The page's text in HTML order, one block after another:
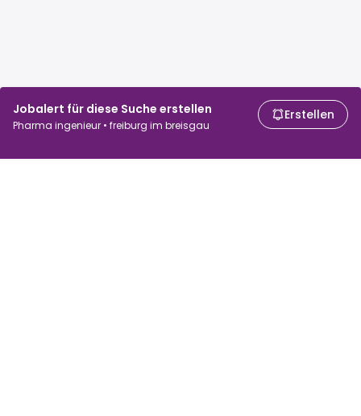
Jobalert für diese Suche erstellen
Pharma ingenieur • freiburg im breisgau
Erstellen